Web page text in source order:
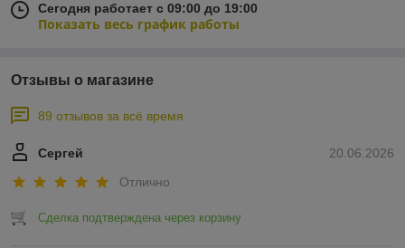
Сегодня работает с 09:00 до 19:00
Показать весь график работы
Отзывы о магазине
89 отзывов за всё время
20.06.2026
Сергей
Отлично
Сделка подтверждена через корзину